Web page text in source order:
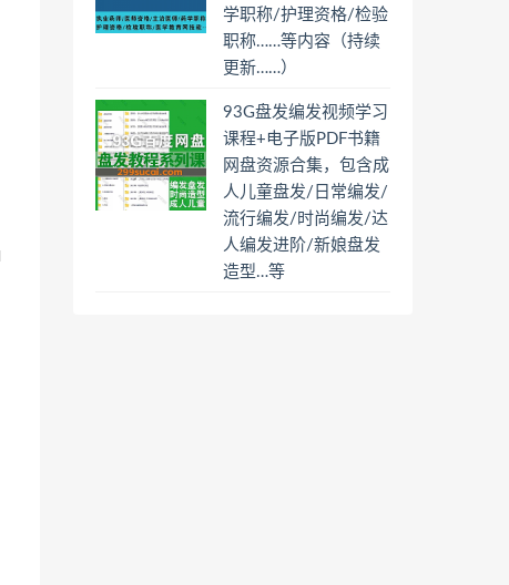
学职称/护理资格/检验
职称……等内容（持续
更新……）
93G盘发编发视频学习
课程+电子版PDF书籍
网盘资源合集，包含成
人儿童盘发/日常编发/
流行编发/时尚编发/达
人编发进阶/新娘盘发
造型…等